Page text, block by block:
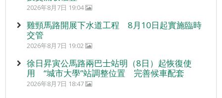
2026年8月7日 19:04
雞頸馬路開展下水道工程 8月10日起實施臨時
交管
2026年8月7日 19:02
徐日昇寅公馬路兩巴士站明（8日）起恢復使
用 “城市大學”站調整位置 完善候車配套
2026年8月7日 18:47